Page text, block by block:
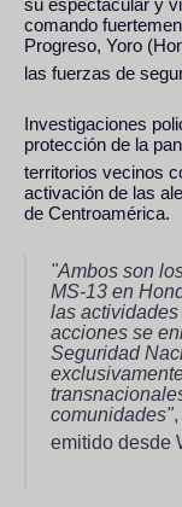
comando
Progreso, Yoro
las fuerzas de
Investigaciones
protección de la
territorios vecinos
activación de las
de Centroamérica.
"Ambos son
MS-13 en
las
acciones se
Seguridad
comunidades"
emitido desde